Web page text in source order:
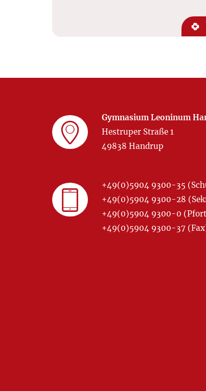
Gymnasium Leoninum
Hestruper Straße 1
49838 Handrup
+49(0)5904 9300-35
+49(0)5904 9300-28
+49(0)5904 9300-0
+49(0)5904 9300-37